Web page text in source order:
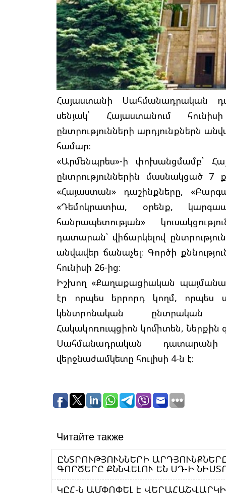
Հայաստանի Սահմանադրական
սենյակ՝ Հայաստանում
ընտրությունների արդյունքներն
համար։
«Արմենպրես»-ի փոխանցմամբ՝
ընտրություններին մասնակցած
«Հայաստան» դաշինքները,
«Դեմոկրատիա, օրենք,
հանրապետության»
դատարան՝ վիճարկելով
անվավեր ճանաչել։ Գործի
հունիսի 26-ից։
Իշխող «Քաղաքացիական
էր որպես երրորդ կողմ, որպես
կենտրոնական ընտրական
Հակակոռուպցիոն կոմիտեն, Ներքին
Սահմանադրական
վերջնաժամկետը հուլիսի 4-ն է։
Читайте также
ԸՆՏՐՈՒԹՅՈՒՆՆԵՐԻ
ԳՈՐԾԵՐԸ ՔՆՆՎԵԼՈՒ ԵՆ ՍԴ-Ի
ԿԸՀ-Ն ԱՄՓՈՓԵԼ Է